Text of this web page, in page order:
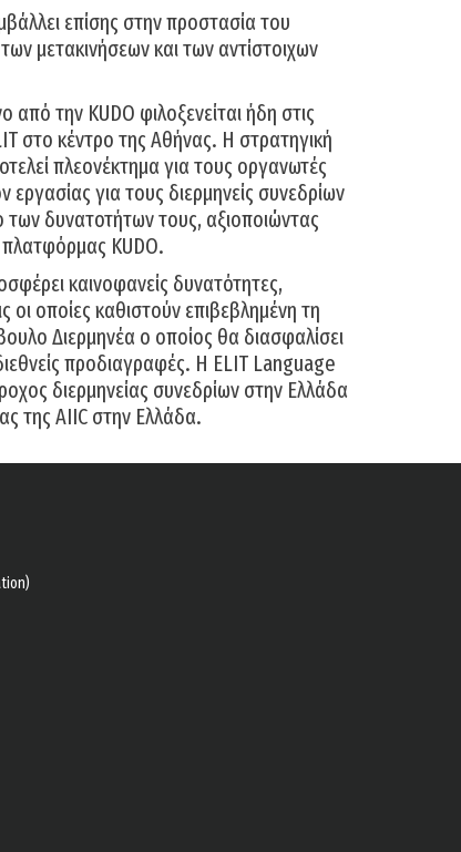
επίσης στην προστασία του
μετακινήσεων και των αντίστοιχων
από την KUDO φιλοξενείται ήδη στις
στο κέντρο της Αθήνας. Η στρατηγική
πλεονέκτημα για τους οργανωτές
εργασίας για τους διερμηνείς συνεδρίων
των δυνατοτήτων τους, αξιοποιώντας
KUDO.
καινοφανείς δυνατότητες,
οι οποίες καθιστούν επιβεβλημένη τη
Διερμηνέα ο οποίος θα διασφαλίσει
προδιαγραφές. Η ELIT Language
διερμηνείας συνεδρίων στην Ελλάδα
της AIIC στην Ελλάδα.